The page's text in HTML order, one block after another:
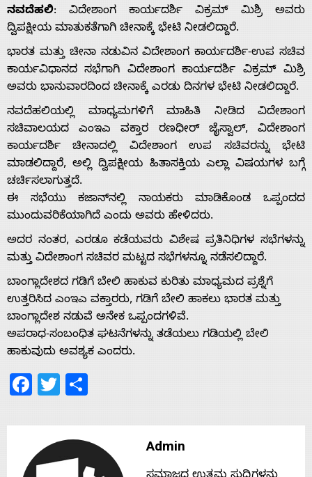
Home
About
Us
Advertise
With
s
ನವದೆಹಲಿ: ವಿದೇಶಾಂಗ ಕಾರ್ಯದರ್ಶಿ ವಿಕ್ರಮ್ ಮಿಶ್ರಿ ಅವರು
ದ್ವಿಪಕ್ಷೀಯ ಮಾತುಕತೆಗಾಗಿ ಚೀನಾಕ್ಕೆ ಭೇಟಿ ನೀಡಲಿದ್ದಾರೆ.
ಭಾರತ ಮತ್ತು ಚೀನಾ ನಡುವಿನ ವಿದೇಶಾಂಗ ಕಾರ್ಯದರ್ಶಿ-ಉಪ ಸಚಿವ
ಕಾರ್ಯವಿಧಾನದ ಸಭೆಗಾಗಿ ವಿದೇಶಾಂಗ ಕಾರ್ಯದರ್ಶಿ ವಿಕ್ರಮ್ ಮಿಶ್ರಿ
ಅವರು ಭಾನುವಾರದಿಂದ ಚೀನಾಕ್ಕೆ ಎರಡು ದಿನಗಳ ಭೇಟಿ ನೀಡಲಿದ್ದಾರೆ.
ನವದೆಹಲಿಯಲ್ಲಿ ಮಾಧ್ಯಮಗಳಿಗೆ ಮಾಹಿತಿ ನೀಡಿದ ವಿದೇಶಾಂಗ
ಸಚಿವಾಲಯದ ಎಂಇಎ ವಕ್ತಾರ ರಣಧೀರ್ ಜೈಸ್ವಾಲ್, ವಿದೇಶಾಂಗ
ಕಾರ್ಯದರ್ಶಿ ಚೀನಾದಲ್ಲಿ ವಿದೇಶಾಂಗ ಉಪ ಸಚಿವರನ್ನು ಭೇಟಿ
ಮಾಡಲಿದ್ದಾರೆ, ಅಲ್ಲಿ ದ್ವಿಪಕ್ಷೀಯ ಹಿತಾಸಕ್ತಿಯ ಎಲ್ಲಾ ವಿಷಯಗಳ ಬಗ್ಗೆ
ಚರ್ಚಿಸಲಾಗುತ್ತದೆ.
ಈ ಸಭೆಯು ಕಜಾನ್‌ನಲ್ಲಿ ನಾಯಕರು ಮಾಡಿಕೊಂಡ ಒಪ್ಪಂದದ
ಮುಂದುವರಿಕೆಯಾಗಿದೆ ಎಂದು ಅವರು ಹೇಳಿದರು.
ಅದರ ನಂತರ, ಎರಡೂ ಕಡೆಯವರು ವಿಶೇಷ ಪ್ರತಿನಿಧಿಗಳ ಸಭೆಗಳನ್ನು
ಮತ್ತು ವಿದೇಶಾಂಗ ಸಚಿವರ ಮಟ್ಟದ ಸಭೆಗಳನ್ನೂ ನಡೆಸಲಿದ್ದಾರೆ.
ಬಾಂಗ್ಲಾದೇಶದ ಗಡಿಗೆ ಬೇಲಿ ಹಾಕುವ ಕುರಿತು ಮಾಧ್ಯಮದ ಪ್ರಶ್ನೆಗೆ
ಉತ್ತರಿಸಿದ ಎಂಇಎ ವಕ್ತಾರರು, ಗಡಿಗೆ ಬೇಲಿ ಹಾಕಲು ಭಾರತ ಮತ್ತು
ಬಾಂಗ್ಲಾದೇಶ ನಡುವೆ ಅನೇಕ ಒಪ್ಪಂದಗಳಿವೆ.
ಅಪರಾಧ-ಸಂಬಂಧಿತ ಘಟನೆಗಳನ್ನು ತಡೆಯಲು ಗಡಿಯಲ್ಲಿ ಬೇಲಿ
ಹಾಕುವುದು ಅವಶ್ಯಕ ಎಂದರು.
Facebook
Twitter
Admin